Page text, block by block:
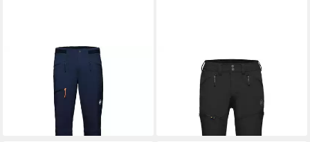
MAMMUT
Skihose Taiss
Guide Softshell Pants Men
Hochfunktionelle
Softshellhose für Berg- und
Skitouren mit maximalem
UVP 249,90 €
MAMMUTOutdoorhose Zinal
Guide SO Hybrid Pants Men
200,00 €